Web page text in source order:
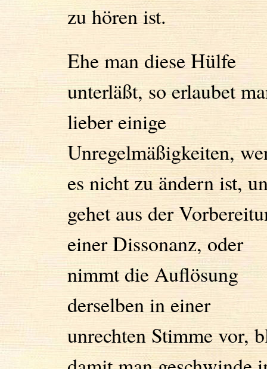
zu hören ist.
Ehe man diese Hülfe
unterläßt, so erlaubet
lieber einige
Unregelmäßigkeiten,
es nicht zu ändern ist,
gehet aus der
einer Dissonanz, oder
nimmt die Auflösung
derselben in einer
unrechten Stimme vor,